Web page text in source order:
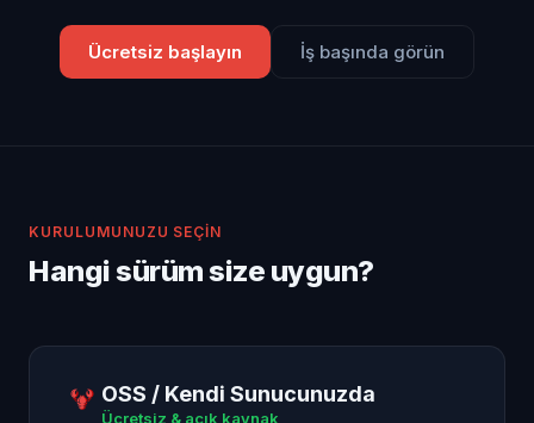
Ücretsiz başlayın İş başında görün
KURULUMUNUZU SEÇIN
Hangi sürüm size uygun?
OSS / Kendi Sunucunuzda
Ücretsiz & açık kaynak